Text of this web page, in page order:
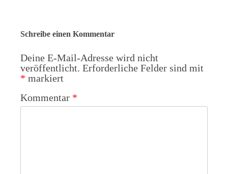
Schreibe einen Kommentar
Deine E-Mail-Adresse wird nicht
veröffentlicht. Erforderliche Felder sind mit
* markiert
Kommentar *